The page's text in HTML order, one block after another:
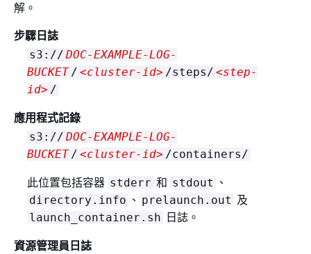
解。
步驟日誌
s3:// DOC-EXAMPLE-LOG-
BUCKET / <cluster-id> /steps/ <step-
id> /
應用程式記錄
s3:// DOC-EXAMPLE-LOG-
BUCKET / <cluster-id> /containers/
此位置包括容器 stderr 和 stdout 、
directory.info 、 prelaunch.out 及
launch_container.sh 日誌。
資源管理員日誌